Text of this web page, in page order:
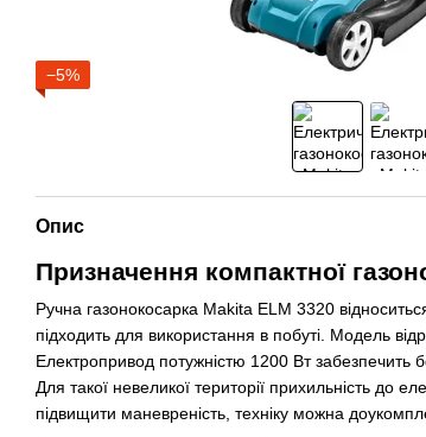
−5%
Опис
Призначення компактної
Ручна газонокосарка Makita ELM 3320
підходить для використання в побуті. Модель
Електропривод потужністю 1200 Вт забезпечить
Для такої невеликої території прихильність
підвищити маневреність, техніку можна